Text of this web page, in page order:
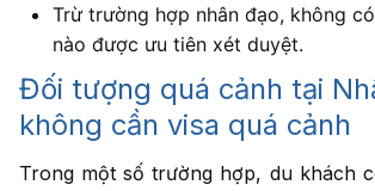
Trừ trường hợp nhân đạo, không
nào được ưu tiên xét duyệt.
Đối tượng quá cảnh tại
không cần visa quá cảnh
Trong một số trường hợp, du khách